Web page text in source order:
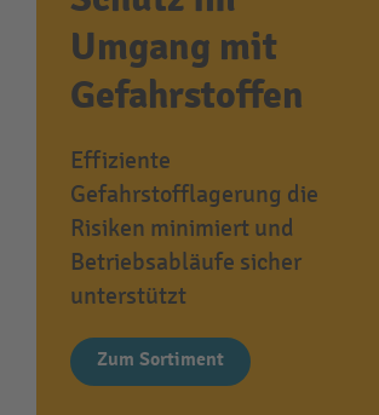
Umgang mit
Gefahrstoffen
Effiziente
Gefahrstofflagerung die
Risiken minimiert und
Betriebsabläufe sicher
unterstützt
Zum Sortiment